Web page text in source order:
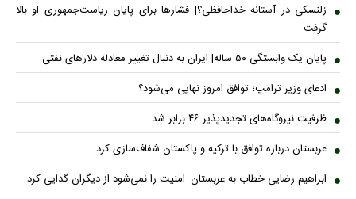
زلنسکی در آستانه خداحافظی؟| فشارها برای پایان ریاست‌جمهوری او بالا
گرفت
پایان یک وابستگی ۵۰ ساله| ایران به دنبال تغییر معادله دلارهای نفتی
ادعای وزیر ترامپ؛ توافق امروز نهایی می‌شود؟
ظرفیت نیروگاه‌های تجدیدپذیر ۴۶ برابر شد
عربستان درباره توافق با ترکیه و پاکستان شفاف‌سازی کرد
ابراهیم رضایی خطاب به عربستان: امنیت را نمی‌شود از دیگران گدایی کرد